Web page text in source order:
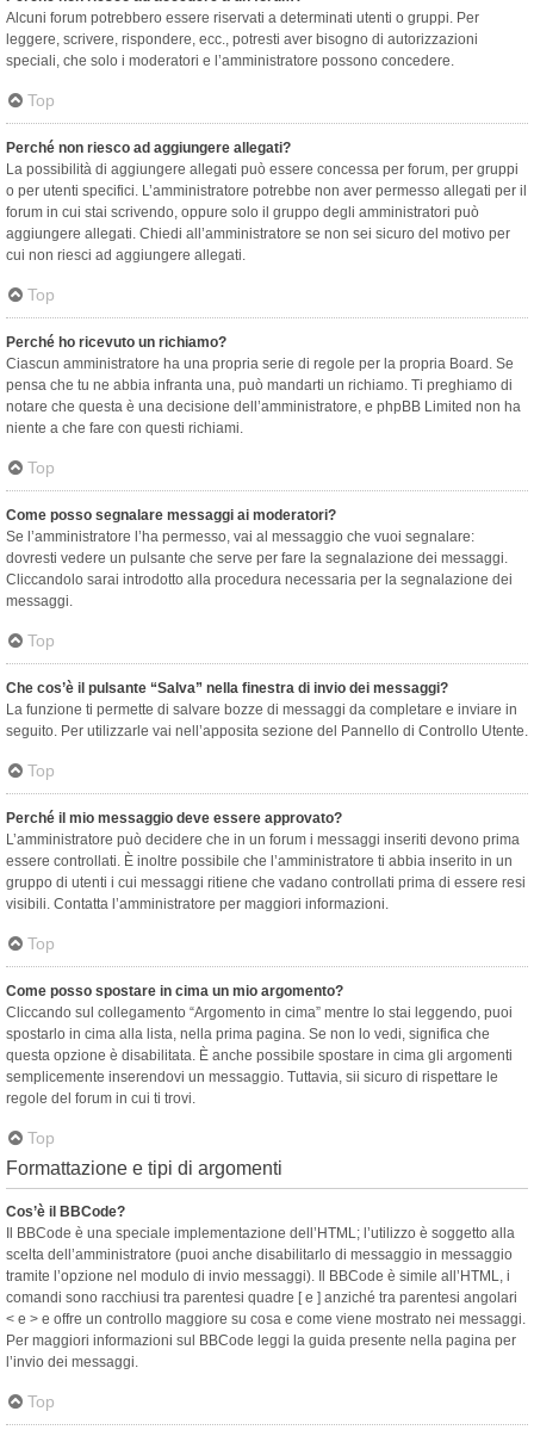
Alcuni forum potrebbero essere riservati a determinati utenti o gruppi. Per
leggere, scrivere, rispondere, ecc., potresti aver bisogno di autorizzazioni
speciali, che solo i moderatori e l’amministratore possono concedere.
Top
Perché non riesco ad aggiungere allegati?
La possibilità di aggiungere allegati può essere concessa per forum, per gruppi
o per utenti specifici. L’amministratore potrebbe non aver permesso allegati per il
forum in cui stai scrivendo, oppure solo il gruppo degli amministratori può
aggiungere allegati. Chiedi all’amministratore se non sei sicuro del motivo per
cui non riesci ad aggiungere allegati.
Top
Perché ho ricevuto un richiamo?
Ciascun amministratore ha una propria serie di regole per la propria Board. Se
pensa che tu ne abbia infranta una, può mandarti un richiamo. Ti preghiamo di
notare che questa è una decisione dell’amministratore, e phpBB Limited non ha
niente a che fare con questi richiami.
Top
Come posso segnalare messaggi ai moderatori?
Se l’amministratore l’ha permesso, vai al messaggio che vuoi segnalare:
dovresti vedere un pulsante che serve per fare la segnalazione dei messaggi.
Cliccandolo sarai introdotto alla procedura necessaria per la segnalazione dei
messaggi.
Top
Che cos’è il pulsante “Salva” nella finestra di invio dei messaggi?
La funzione ti permette di salvare bozze di messaggi da completare e inviare in
seguito. Per utilizzarle vai nell’apposita sezione del Pannello di Controllo Utente.
Top
Perché il mio messaggio deve essere approvato?
L’amministratore può decidere che in un forum i messaggi inseriti devono prima
essere controllati. È inoltre possibile che l’amministratore ti abbia inserito in un
gruppo di utenti i cui messaggi ritiene che vadano controllati prima di essere resi
visibili. Contatta l’amministratore per maggiori informazioni.
Top
Come posso spostare in cima un mio argomento?
Cliccando sul collegamento “Argomento in cima” mentre lo stai leggendo, puoi
spostarlo in cima alla lista, nella prima pagina. Se non lo vedi, significa che
questa opzione è disabilitata. È anche possibile spostare in cima gli argomenti
semplicemente inserendovi un messaggio. Tuttavia, sii sicuro di rispettare le
regole del forum in cui ti trovi.
Top
Formattazione e tipi di argomenti
Cos’è il BBCode?
Il BBCode è una speciale implementazione dell’HTML; l’utilizzo è soggetto alla
scelta dell’amministratore (puoi anche disabilitarlo di messaggio in messaggio
tramite l’opzione nel modulo di invio messaggi). Il BBCode è simile all’HTML, i
comandi sono racchiusi tra parentesi quadre [ e ] anziché tra parentesi angolari
< e > e offre un controllo maggiore su cosa e come viene mostrato nei messaggi.
Per maggiori informazioni sul BBCode leggi la guida presente nella pagina per
l’invio dei messaggi.
Top